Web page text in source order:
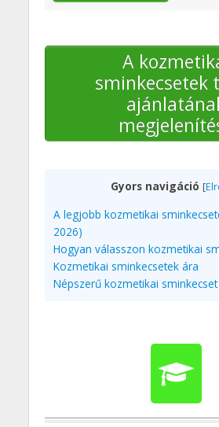
A
sminkecsetek
Gyors navigáció [
A legjobb kozmetikai
2026)
Hogyan válasszon kozmetikai
Kozmetikai sminkecsetek ára
Népszerű kozmetikai